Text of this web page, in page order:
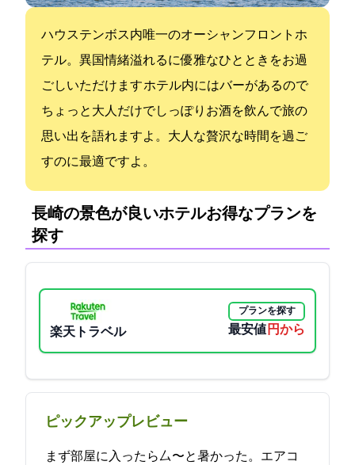
ハウステンボス内唯一のオーシャンフロントホ
テル。異国情緒溢れるに優雅なひとときをお過
ごしいただけます ホテル内にはバーがあるので
ちょっと大人だけでしっぽりお酒を飲んで旅の
思い出を語れますよ。大人な贅沢な時間を過ご
すのに最適ですよ。
長崎の景色が良いホテル:お得なプランを
探す
楽天トラベル
プランを探す
最安値 7760円から
ピックアップレビュー
まず部屋に入ったら厶〜と暑かった。エアコ